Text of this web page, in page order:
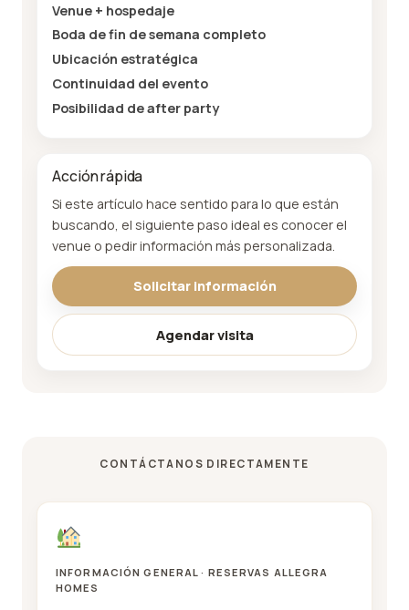
Venue + hospedaje
Boda de fin de semana completo
Ubicación estratégica
Continuidad del evento
Posibilidad de after party
Acción rápida
Si este artículo hace sentido para lo que están
buscando, el siguiente paso ideal es conocer el
venue o pedir información más personalizada.
Solicitar información
Agendar visita
CONTÁCTANOS DIRECTAMENTE
INFORMACIÓN GENERAL · RESERVAS ALLEGRA
HOMES